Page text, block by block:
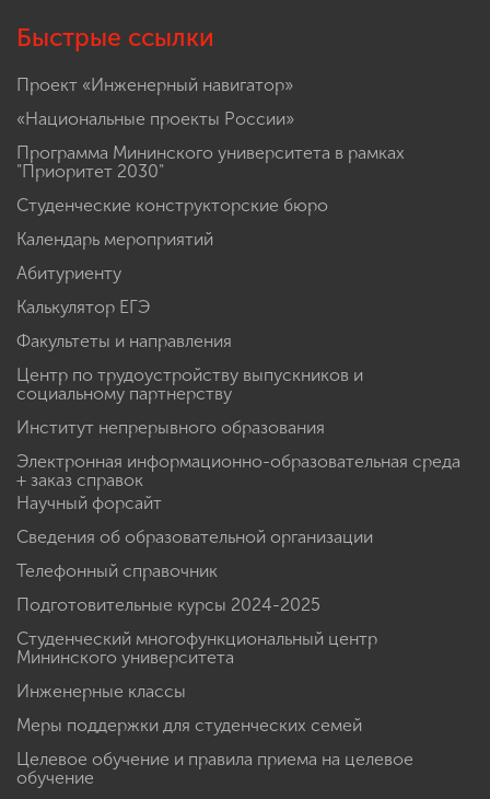
Быстрые ссылки
Проект «Инженерный навигатор»
«Национальные проекты России»
Программа Мининского университета в рамках
"Приоритет 2030"
Студенческие конструкторские бюро
Календарь мероприятий
Абитуриенту
Калькулятор ЕГЭ
Факультеты и направления
Центр по трудоустройству выпускников и
социальному партнерству
Институт непрерывного образования
Электронная информационно-образовательная среда
+ заказ справок
Научный форсайт
Сведения об образовательной организации
Телефонный справочник
Подготовительные курсы 2024-2025
Студенческий многофункциональный центр
Мининского университета
Инженерные классы
Меры поддержки для студенческих семей
Целевое обучение и правила приема на целевое
обучение